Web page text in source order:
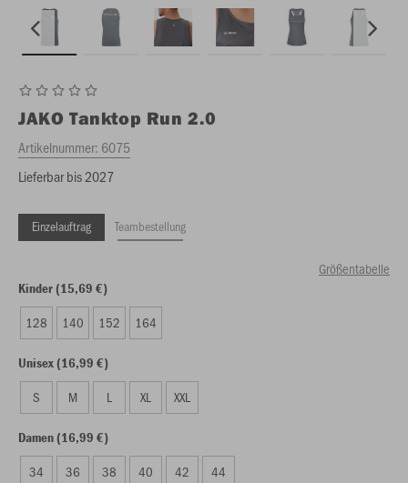
JAKO Tanktop Run 2.0
Artikelnummer: 6075
Lieferbar bis 2027
Einzelauftrag Teambestellung
Größentabelle
Kinder (15,69 €)
128 140 152 164
Unisex (16,99 €)
S M L XL XXL
Damen (16,99 €)
34 36 38 40 42 44